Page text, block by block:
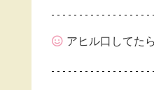
アヒル口してた